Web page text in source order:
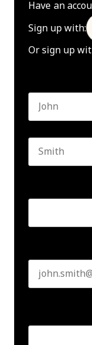
Have an
Sign up with:
Or sign up